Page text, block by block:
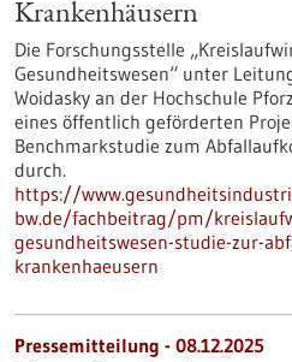
Krankenhäusern
Die Forschungsstelle
Gesundheitswesen“ unter
Woidasky an der Hochschule
eines öffentlich geförderten
Benchmarkstudie zum
durch.
https://
bw.de/fachbeitrag/pm/
gesundheitswesen-studie-zur-
krankenhaeusern
Pressemitteilung - 08.12.2025